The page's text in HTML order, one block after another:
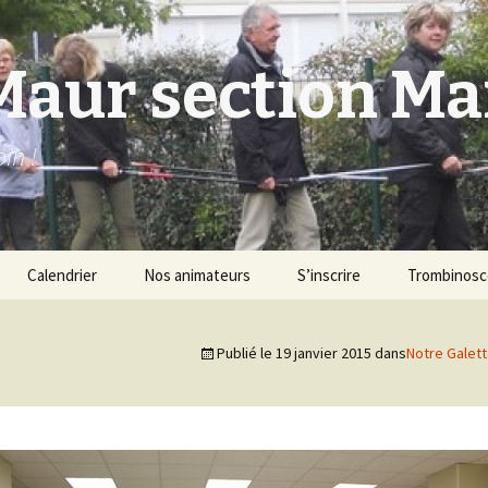
section
!
Calendrier Nos animateurs S’inscrire
Publié le 19 janvier 2015 dansNotre